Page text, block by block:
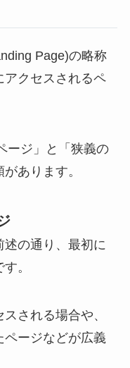
Page)の略称
アクセスされるペ
ージ」と「狭義の
あります。
述の通り、最初に
。
される場合や、
ージなどが広義